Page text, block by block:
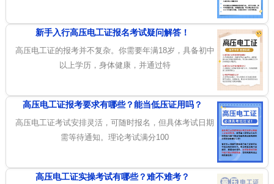
新手入行高压电工证报名考试疑问解答！
高压电工证的报考并不复杂。你需要年满18岁，具备初中
以上学历，身体健康，并通过特
高压电工证报考要求有哪些？能当低压证用吗？
高压电工证考试安排灵活，可随时报名，但具体考试日期
需等待通知。理论考试满分100
高压电工证实操考试有哪些？难不难考？